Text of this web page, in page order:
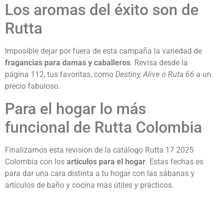
Los aromas del éxito son de
Rutta
Imposible dejar por fuera de esta campaña la variedad de
fragancias para damas y caballeros. Revisa desde la
página 112, tus favoritas, como Destiny, Alive o Ruta 66 a un
precio fabuloso.
Para el hogar lo más
funcional de Rutta Colombia
Finalizamos esta revisión de la catálogo Rutta 17 2025
Colombia con los artículos para el hogar. Estas fechas es
para dar una cara distinta a tu hogar con las sábanas y
artículos de baño y cocina más útiles y prácticos.